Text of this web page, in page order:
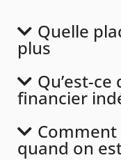
Quelle
plus
Qu’est-ce
financier
quand on